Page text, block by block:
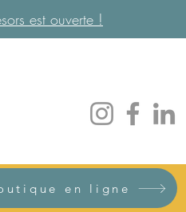
est ouverte !
en ligne